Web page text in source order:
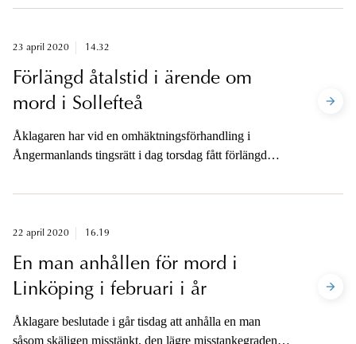
centrala Stockholm i augusti-september 2018. Åtal ska
23 april 2020 14.32
Förlängd åtalstid i ärende om
mord i Sollefteå
Åklagaren har vid en omhäktningsförhandling i
Ångermanlands tingsrätt i dag torsdag fått förlängd
sannolika skäl misstänkt för mord i Sollefteå. Senast
väckas.
22 april 2020 16.19
En man anhållen för mord i
Linköping i februari i år
Åklagare beslutade i går tisdag att anhålla en man
såsom skäligen misstänkt, den lägre misstankegraden,